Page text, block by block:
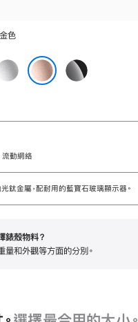
色
亮
黑
動網絡
鈦金屬，配耐用的藍寶石玻璃顯示器。
錶殼物料？
量和外觀等方面的分別。